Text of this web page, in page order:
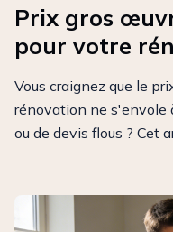
Prix gros
pour votre
Vous craignez que le
rénovation ne s'envole
ou de devis flous ? Cet